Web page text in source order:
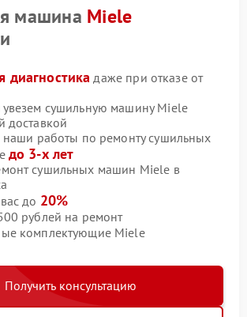
машина Miele
диагностика даже при отказе от
сушильную машину Miele
доставкой
наши работы по ремонту сушильных
до 3-х лет
сушильных машин Miele в
до 20%
рублей на ремонт
комплектующие Miele
Получить консультацию